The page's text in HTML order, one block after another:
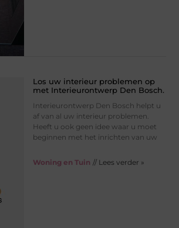
Los uw interieur problemen op
met Interieurontwerp Den Bosch.
Interieurontwerp Den Bosch helpt u
af van al uw interieur problemen.
Heeft u ook geen idee waar u moet
beginnen met het inrichten van uw
Woning en Tuin // Lees verder »